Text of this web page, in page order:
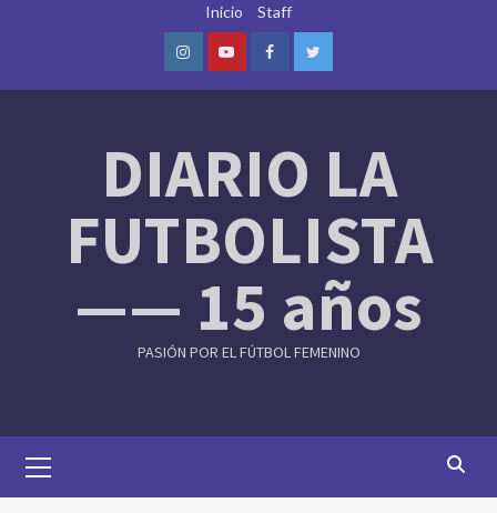
Inicio Staff
InstagramYoutubeFacebookTwitter
DIARIO LA
FUTBOLISTA
—— 15 años
PASIÓN POR EL FÚTBOL FEMENINO
Menu